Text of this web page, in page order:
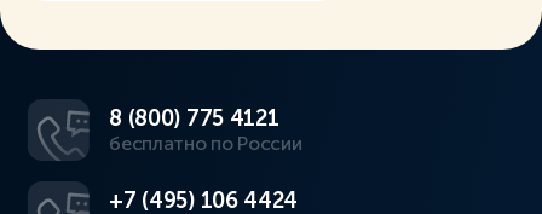
8 (800) 775 4121
бесплатно по России
+7 (495) 106 4424